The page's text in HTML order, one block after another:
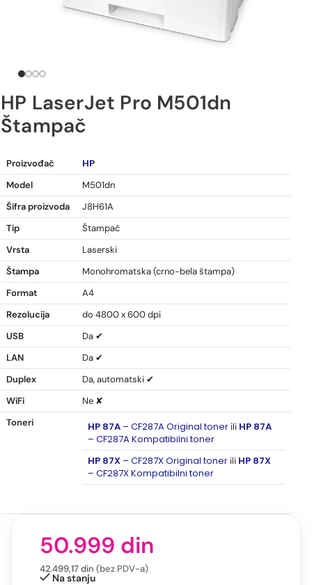
HP LaserJet Pro M501dn
Štampač
HP LaserJet Pro M501dn Štampač
Proizvođač HP
Model
M501dn
Šifra proizvoda
J8H61A
Tip
Štampač
Vrsta
Laserski
Štampa
Monohromatska (crno-bela štampa)
Format
A4
Rezolucija
do 4800 x 600 dpi
USB
Da ✔
LAN
Da ✔
Duplex
Da, automatski ✔
WiFi
Ne ✘
Toneri
HP 87A – CF287A Original toner ili HP 87A
– CF287A Kompatibilni toner
HP 87X – CF287X Original toner ili HP 87X
– CF287X Kompatibilni toner
50.999 din
42.499,17din (bez PDV-a)
Na stanju